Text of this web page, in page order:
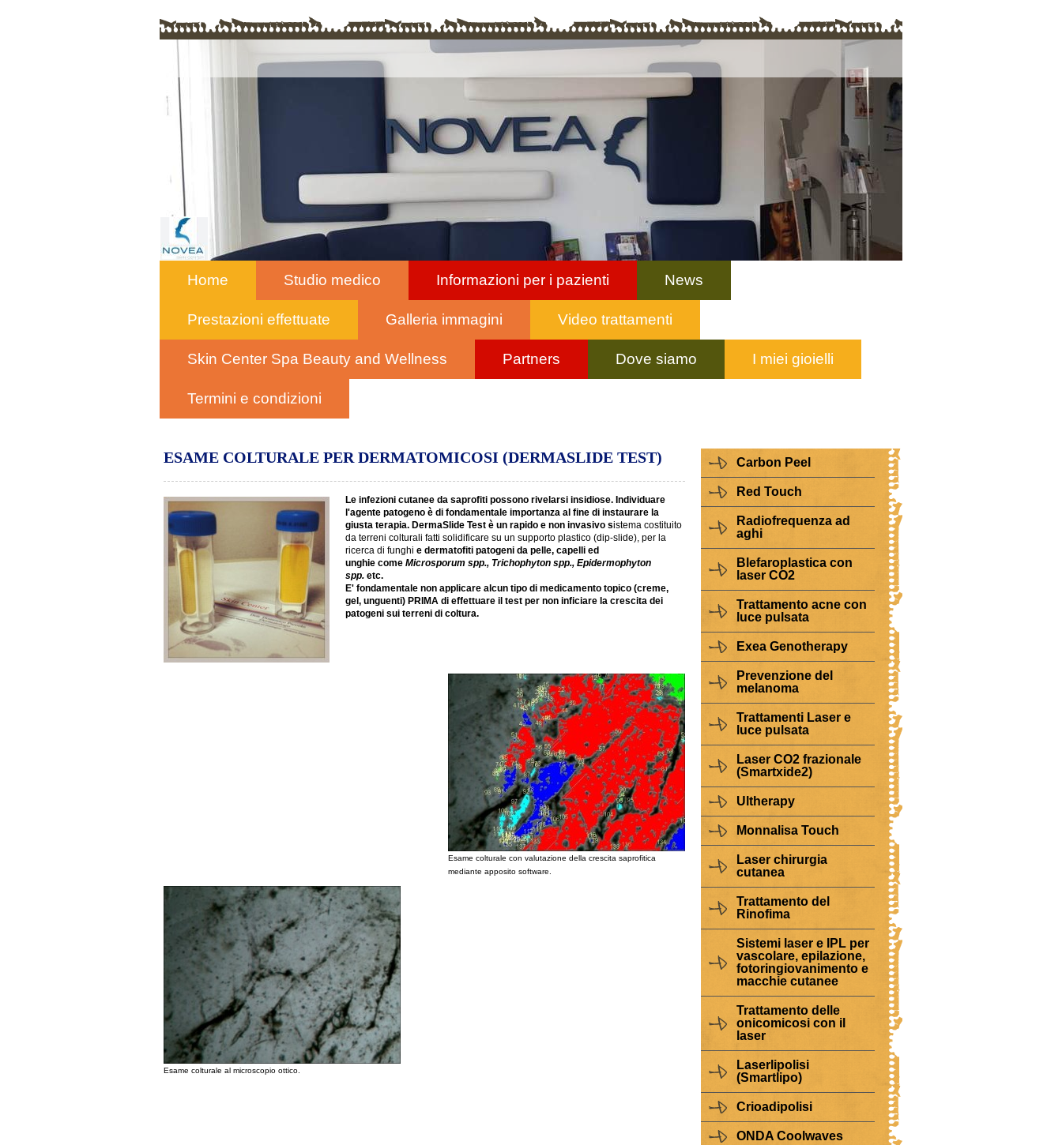
Home Studio medico Informazioni per i pazienti News
Prestazioni effettuate Galleria immagini Video trattamenti
Skin Center Spa Beauty and Wellness Partners Dove siamo I miei gioielli
Termini e condizioni
ESAME COLTURALE PER DERMATOMICOSI (DERMASLIDE TEST)
Le infezioni cutanee da saprofiti possono rivelarsi insidiose. Individuare
l'agente patogeno è di fondamentale importanza al fine di instaurare la
giusta terapia. DermaSlide Test è un rapido e non invasivo sistema costituito
da terreni colturali fatti solidificare su un supporto plastico (dip-slide), per la
ricerca di funghi e dermatofiti patogeni da pelle, capelli ed
unghie come Microsporum spp., Trichophyton spp., Epidermophyton
spp. etc.
E' fondamentale non applicare alcun tipo di medicamento topico (creme,
gel, unguenti) PRIMA di effettuare il test per non inficiare la crescita dei
patogeni sui terreni di coltura.
Esame colturale con valutazione della crescita saprofitica
mediante apposito software.
Esame colturale al microscopio ottico.
Carbon Peel
Red Touch
Radiofrequenza ad
aghi
Blefaroplastica con
laser CO2
Trattamento acne con
luce pulsata
Exea Genotherapy
Prevenzione del
melanoma
Trattamenti Laser e
luce pulsata
Laser CO2 frazionale
(Smartxide2)
Ultherapy
Monnalisa Touch
Laser chirurgia
cutanea
Trattamento del
Rinofima
Sistemi laser e IPL per
vascolare, epilazione,
fotoringiovanimento e
macchie cutanee
Trattamento delle
onicomicosi con il
laser
Laserlipolisi
(Smartlipo)
Crioadipolisi
ONDA Coolwaves